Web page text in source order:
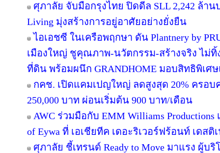
ศุภาลัย จับมือกรุงไทย ปิดดีล SLL 2,242 ล้าน
Living มุ่งสร้างการอยู่อาศัยอย่างยั่งยืน
ไอเอชซี ในเครือพฤกษา ดัน Plantnery by
เมืองใหญ่ ชูคุณภาพ-นวัตกรรม-สร้างจริง ไม่ทิ้
ที่ดิน พร้อมผนึก GRANDHOME มอบสิทธิพิเศ
กคช. เปิดแคมเปญใหญ่ ลดสูงสุด 20% ครอบ
250,000 บาท ผ่อนเริ่มต้น 900 บาท/เดือน
AWC ร่วมมือกับ EMM Williams Productions
of Eywa ที่ เอเชียทีค เดอะริเวอร์ฟร้อนท์ เดสติ
ศุภาลัย ชี้เทรนด์ Ready to Move มาแรง ผู้